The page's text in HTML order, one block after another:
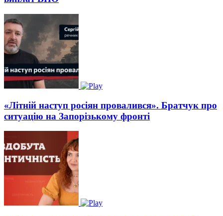
«Літній наступ росіян провалився». Братчук про
ситуацію на Запорізькому фронті